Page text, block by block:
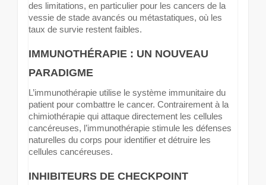
des limitations, en particulier pour les cancers de la
vessie de stade avancés ou métastatiques, où les
taux de survie restent faibles.
IMMUNOTHÉRAPIE : UN NOUVEAU
PARADIGME
L’immunothérapie utilise le système immunitaire du
patient pour combattre le cancer. Contrairement à la
chimiothérapie qui attaque directement les cellules
cancéreuses, l’immunothérapie stimule les défenses
naturelles du corps pour identifier et détruire les
cellules cancéreuses.
INHIBITEURS DE CHECKPOINT